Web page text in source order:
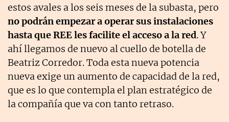
estos avales a los seis meses de la subasta, pero
no podrán empezar a operar sus instalaciones
hasta que REE les facilite el acceso a la red. Y
ahí llegamos de nuevo al cuello de botella de
Beatriz Corredor. Toda esta nueva potencia
nueva exige un aumento de capacidad de la red,
que es lo que contempla el plan estratégico de
la compañía que va con tanto retraso.